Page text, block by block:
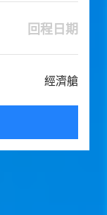
回程日期
經濟艙